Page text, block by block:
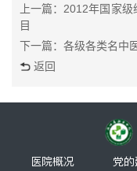
上一篇：2012年国家
目
下一篇：各级各类名中
返回
医院概况 党